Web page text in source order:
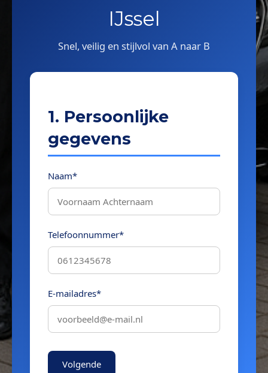
IJssel
Snel, veilig en stijlvol van A naar B
1. Persoonlijke
gegevens
Naam*
Telefoonnummer*
E-mailadres*
Volgende